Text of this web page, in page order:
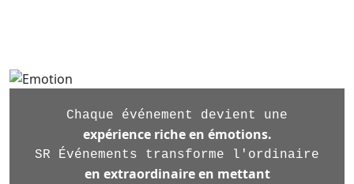
Chaque événement devient une
expérience riche en émotions.
SR Événements transforme l'ordinaire
en extraordinaire en mettant